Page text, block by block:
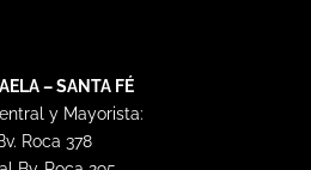
– SANTA FÉ
y Mayorista:
Roca 378